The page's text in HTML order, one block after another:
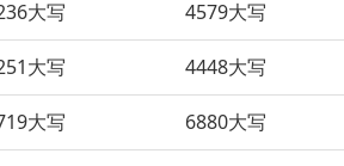
大写 4579大写
大写 4448大写
大写 6880大写